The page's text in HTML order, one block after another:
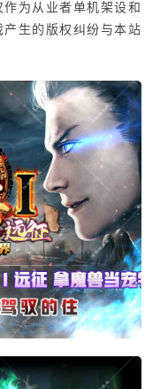
为从业者单机架设和
生的版权纠纷与本站